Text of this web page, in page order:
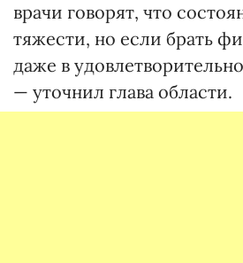
врачи говорят, что
тяжести, но если брать
даже в
— уточнил глава области.